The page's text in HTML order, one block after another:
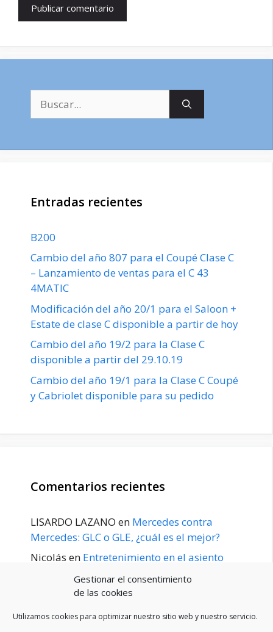
Gestionar el consentimiento
de las cookies
Utilizamos cookies para optimizar nuestro sitio web y nuestro servicio.
Entradas recientes
B200
Cambio del año 807 para el Coupé Clase C
– Lanzamiento de ventas para el C 43
4MATIC
Modificación del año 20/1 para el Saloon +
Estate de clase C disponible a partir de hoy
Cambio del año 19/2 para la Clase C
disponible a partir del 29.10.19
Cambio del año 19/1 para la Clase C Coupé
y Cabriolet disponible para su pedido
Comentarios recientes
LISARDO LAZANO en Mercedes contra
Mercedes: GLC o GLE, ¿cuál es el mejor?
Nicolás en Entretenimiento en el asiento
trasero para el GLE / GLS disponible a
principios de 2020